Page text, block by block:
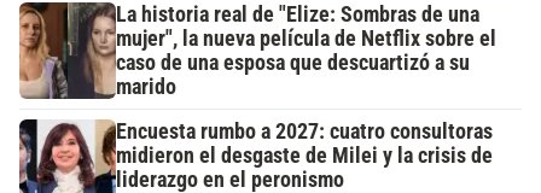
La historia real de "Elize: Sombras de una
mujer", la nueva película de Netflix sobre el
caso de una esposa que descuartizó a su
marido
Encuesta rumbo a 2027: cuatro consultoras
midieron el desgaste de Milei y la crisis de
liderazgo en el peronismo